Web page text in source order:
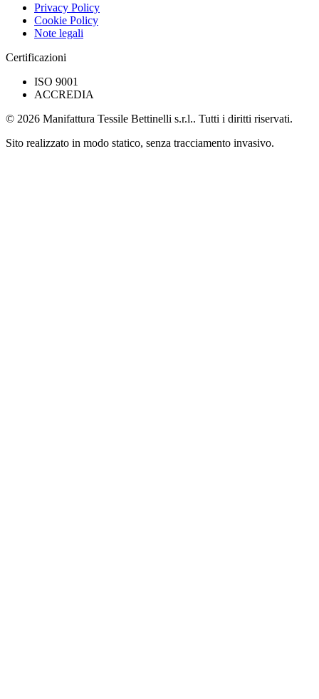
Privacy Policy
Cookie Policy
Note legali
Certificazioni
ISO 9001
ACCREDIA
© 2026 Manifattura Tessile Bettinelli s.r.l.. Tutti i diritti riservati.
Sito realizzato in modo statico, senza tracciamento invasivo.